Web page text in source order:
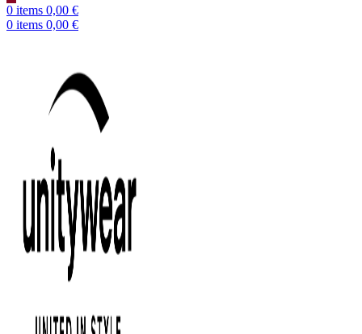
0 items 0,00 €
0 items 0,00 €